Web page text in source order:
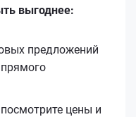
выгоднее:
предложений
цены и